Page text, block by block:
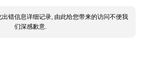
出错信息详细记录, 由此给您带来的访问不便我
们深感歉意.